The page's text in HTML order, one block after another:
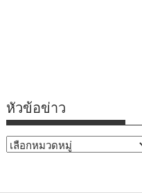
หัวข้อข่าว
หัวข้อ